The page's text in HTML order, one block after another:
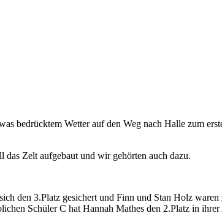
bedrücktem Wetter auf den Weg nach Halle zum
das Zelt aufgebaut und wir gehörten auch dazu.
den 3.Platz gesichert und Finn und Stan Holz waren
Schüler C hat Hannah Mathes den 2.Platz in ihrer